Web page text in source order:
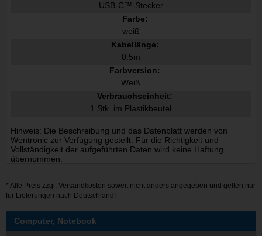
USB-C™-Stecker
Farbe:
weiß
Kabellänge:
0.5m
Farbversion:
Weiß
Verbrauchseinheit:
1 Stk. im Plastikbeutel
Hinweis: Die Beschreibung und das Datenblatt werden von
Wentronic zur Verfügung gestellt. Für die Richtigkeit und
Vollständigkeit der aufgeführten Daten wird keine Haftung
übernommen.
* Alle Preis zzgl. Versandkosten soweit nicht anders angegeben und gelten nur
für Lieferungen nach Deutschland!
Computer, Notebook